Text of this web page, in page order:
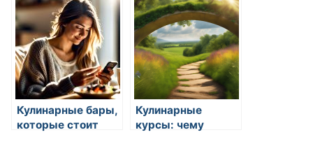
Кулинарные бары,
которые стоит
Кулинарные
курсы: чему